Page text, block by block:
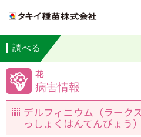
調べる
花
病害情報
デルフィニウム（ラーク
っしょくはんてんびょう）